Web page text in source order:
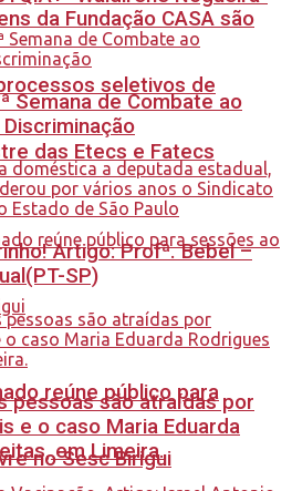
da Fundação CASA são
seletivos de
das Etecs e Fatecs
reúne público para
no Sesc Birigui
Semana de Combate ao
Artigo: Profª. Bebel –
SP)
pessoas são atraídas por
e o caso Maria Eduarda
em Limeira.